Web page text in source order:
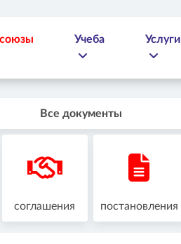
Учеба Услуги
Все документы
соглашения постановления